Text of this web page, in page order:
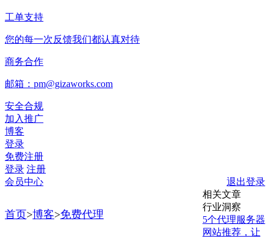
工单支持
您的每一次反馈我们都认真对待
商务合作
邮箱：pm@gizaworks.com
安全合规
加入推广
博客
登录
免费注册
登录 注册
会员中心
退出登录
首页>博客>免费代理
相关文章
行业洞察
5个代理服务器
网站推荐，让